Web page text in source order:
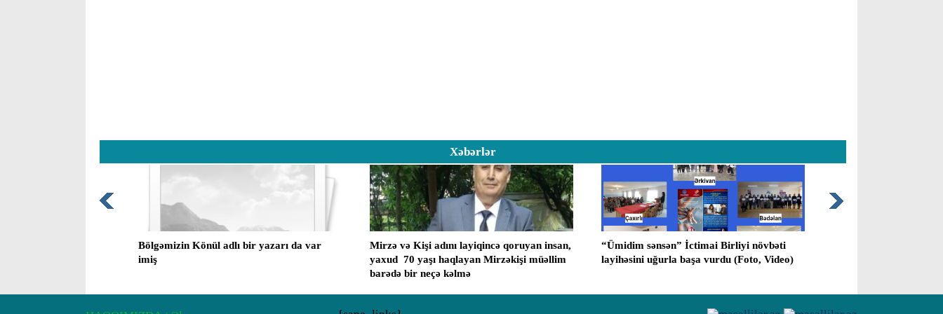
Xəbərlər
Bölgəmizin Könül adlı bir yazarı da var
imiş
Mirzə və Kişi adını layiqincə qoruyan insan,
yaxud ​ 70 yaşı haqlayan Mirzəkişi müəllim
barədə bir neçə kəlmə
“Ümidim sənsən” İctimai Birliyi növbəti
layihəsini uğurla başa vurdu (Foto, Video)